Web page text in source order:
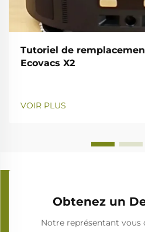
Tutoriel de
Ecovacs X2
VOIR PLUS
Obtenez un
Notre représentant vous